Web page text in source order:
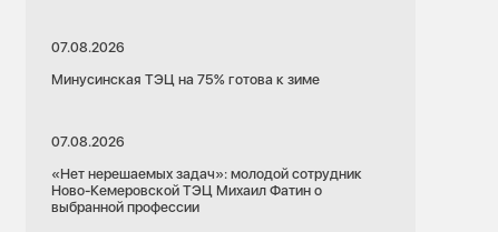
07.08.2026
Минусинская ТЭЦ на 75% готова к зиме
07.08.2026
«Нет нерешаемых задач»: молодой сотрудник
Ново-Кемеровской ТЭЦ Михаил Фатин о
выбранной профессии